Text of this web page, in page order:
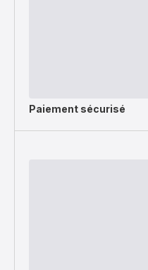
Paiement sécurisé